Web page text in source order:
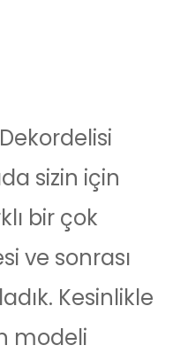
sizin için
bir çok
ve sonrası
Kesinlikle
modeli